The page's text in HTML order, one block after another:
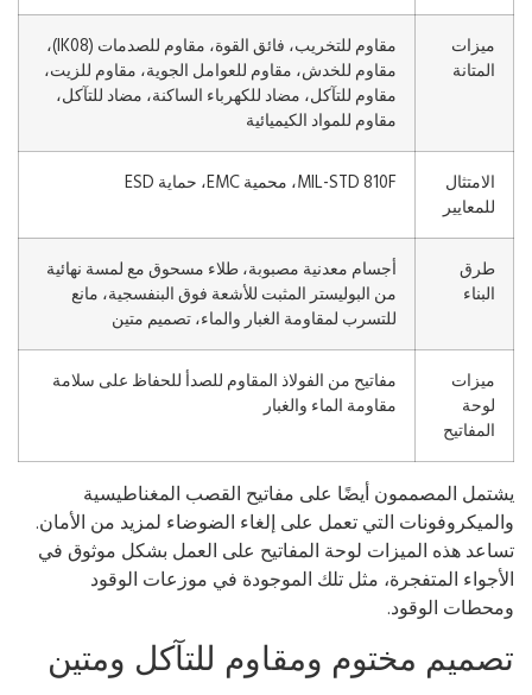
ميزات
المتانة
مقاوم للتخريب، فائق القوة، مقاوم للصدمات (IK08)،
مقاوم للخدش، مقاوم للعوامل الجوية، مقاوم للزيت،
مقاوم للتآكل، مضاد للكهرباء الساكنة، مضاد للتآكل،
مقاوم للمواد الكيميائية
الامتثال
للمعايير
MIL-STD 810F، محمية EMC، حماية ESD
طرق
البناء
أجسام معدنية مصبوبة، طلاء مسحوق مع لمسة نهائية
من البوليستر المثبت للأشعة فوق البنفسجية، مانع
للتسرب لمقاومة الغبار والماء، تصميم متين
ميزات
لوحة
المفاتيح
مفاتيح من الفولاذ المقاوم للصدأ للحفاظ على سلامة
مقاومة الماء والغبار
المصممون أيضًا على مفاتيح القصب المغناطيسية
التي تعمل على إلغاء الضوضاء لمزيد من الأمان.
هذه الميزات لوحة المفاتيح على العمل بشكل موثوق في
المتفجرة، مثل تلك الموجودة في موزعات الوقود
الوقود.
مختوم ومقاوم للتآكل ومتين